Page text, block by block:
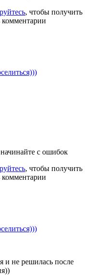
, чтобы получить
комментарии
с ошибок
, чтобы получить
комментарии
и не решилась после